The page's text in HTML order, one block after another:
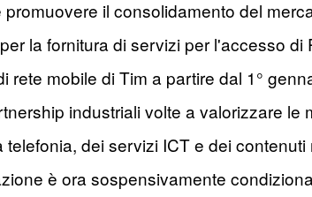
il consolidamento del
la fornitura di servizi per l'accesso di
mobile di Tim a partire dal 1°
industriali volte a valorizzare le
dei servizi ICT e dei
è ora sospensivamente